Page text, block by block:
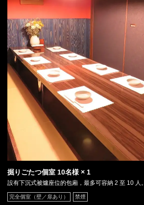
掘りごたつ個室 10名様 × 1
設有下沉式被爐座位的包廂，最多可容納 2 至 10 人。
完全個室（壁／扉あり） 禁煙